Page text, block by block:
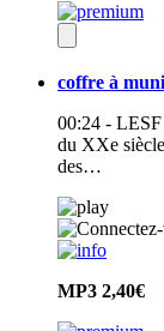
coffre à
00:24 -
du XXe
des…
MP3 2,40€